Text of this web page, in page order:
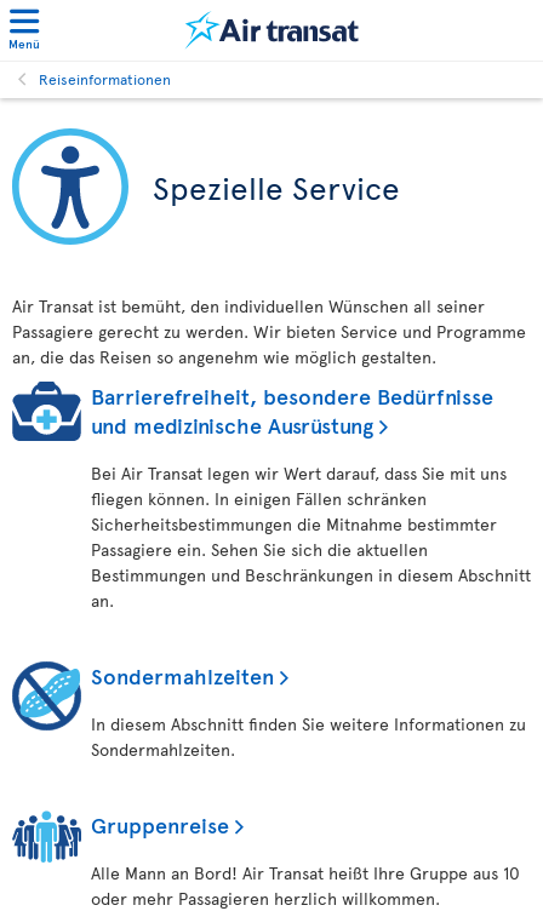
Menü
Reiseinformationen
Spezielle Service
Air Transat ist bemüht, den individuellen Wünschen all seiner
Passagiere gerecht zu werden. Wir bieten Service und Programme
an, die das Reisen so angenehm wie möglich gestalten.
Barrierefreiheit, besondere Bedürfnisse
und medizinische Ausrüstung
Bei Air Transat legen wir Wert darauf, dass Sie mit uns
fliegen können. In einigen Fällen schränken
Sicherheitsbestimmungen die Mitnahme bestimmter
Passagiere ein. Sehen Sie sich die aktuellen
Bestimmungen und Beschränkungen in diesem Abschnitt
an.
Sondermahlzeiten
In diesem Abschnitt finden Sie weitere Informationen zu
Sondermahlzeiten.
Gruppenreise
Alle Mann an Bord! Air Transat heißt Ihre Gruppe aus 10
oder mehr Passagieren herzlich willkommen.